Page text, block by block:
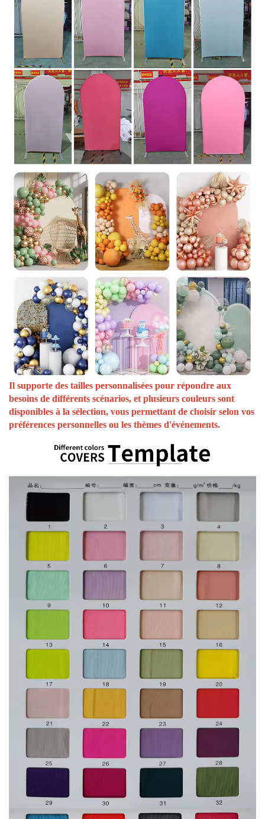
Il supporte des tailles personnalisées pour répondre aux
besoins de différents scénarios, et plusieurs couleurs sont
disponibles à la sélection, vous permettant de choisir selon vos
préférences personnelles ou les thèmes d'événements.